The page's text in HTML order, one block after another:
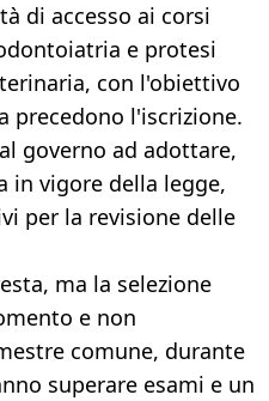
di accesso ai corsi
e protesi
con l'obiettivo
precedono l'iscrizione.
governo ad adottare,
in vigore della legge,
per la revisione delle
ma la selezione
e non
comune, durante
superare esami e un